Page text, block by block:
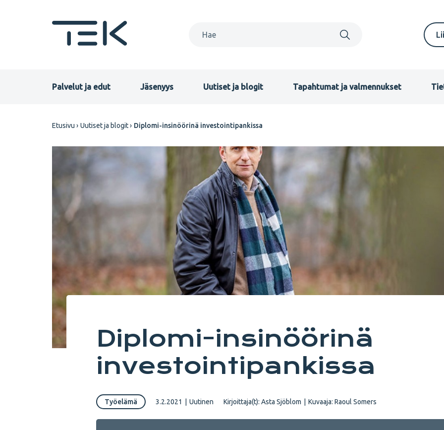
FI
Primary
Palvelut ja edut Jäsenyys Uutiset ja blogit Tapahtumat ja valmennukset
Etusivu Uutiset ja blogit Diplomi-insinöörinä investointipankissa
Diplomi-insinöörinä
investointipankissa
Työelämä 3.2.2021 Uutinen Kirjoittaja(t): Asta Sjöblom Kuvaaja: Raoul Somers